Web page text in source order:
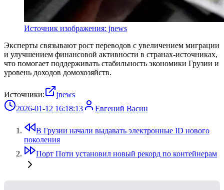
Источник изображения: jnews
Эксперты связывают рост переводов с увеличением миграции
и улучшением финансовой активности в странах-источниках,
что помогает поддерживать стабильность экономики Грузии и
уровень доходов домохозяйств.
Источники:
jnews
2026-01-12 16:18:13
Евгений Васин
В Грузии начали выдавать электронные ID нового
поколения
Порт Поти установил новый рекорд по контейнерам